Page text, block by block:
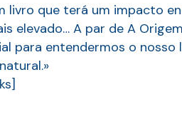
livro que terá um impacto
elevado… A par de A
para entendermos o